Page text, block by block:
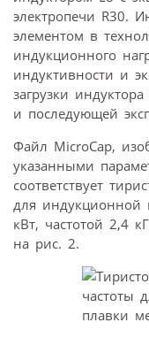
электропечи R30.
элементом в
индукционного
индуктивности и
загрузки
и последующей
Файл MicroCap,
указанными
соответствует
для индукционной
кВт, частотой 2,4
на рис. 2.